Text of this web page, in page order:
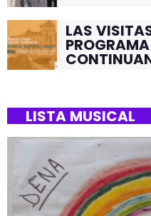
LAS
LISTA MUSICAL